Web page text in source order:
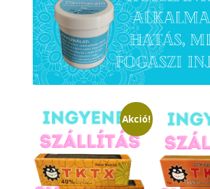
Akció!